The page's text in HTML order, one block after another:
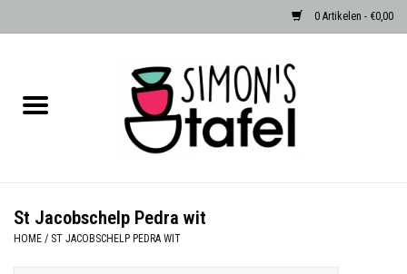
0 Artikelen - €0,00
Albast waxinehouders van Zenza
St Jacobschelp Pedra wit
HOME / ST JACOBSCHELP PEDRA WIT